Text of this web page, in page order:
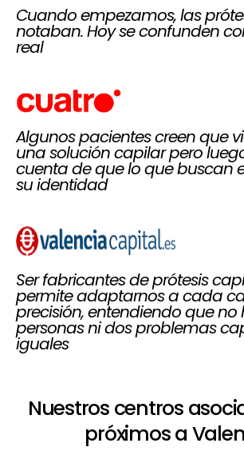
Cuando empezamos, las
notaban. Hoy se confunden
real
Algunos pacientes creen que
una solución capilar pero
cuenta de que lo que buscan
su identidad
Ser fabricantes de prótesis
permite adaptarnos a cada
precisión, entendiendo que no
personas ni dos problemas
iguales
Nuestros centros
próximos a